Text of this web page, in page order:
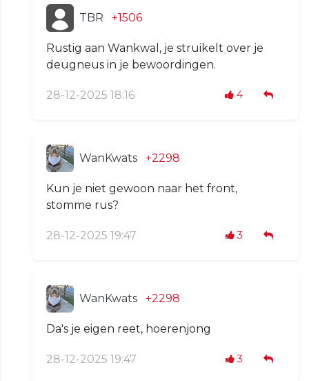
TBR +1506
Rustig aan Wankwal, je struikelt over je
deugneus in je bewoordingen.
28-12-2025 18:16 4
WanKwats +2298
Kun je niet gewoon naar het front,
stomme rus?
28-12-2025 19:47 3
WanKwats +2298
Da's je eigen reet, hoerenjong
28-12-2025 19:47 3